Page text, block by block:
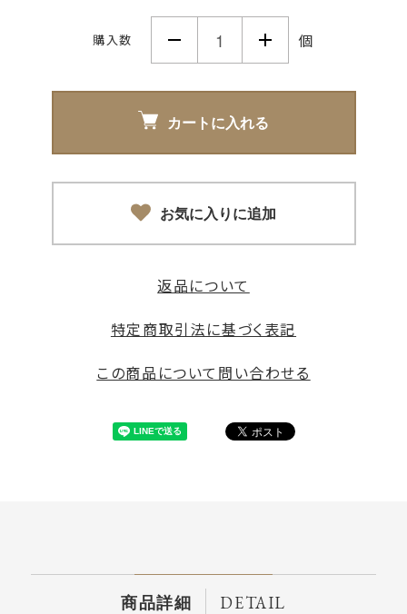
購入数 個
カートに入れる
お気に入りに追加
返品について
特定商取引法に基づく表記
この商品について問い合わせる
商品詳細 DETAIL